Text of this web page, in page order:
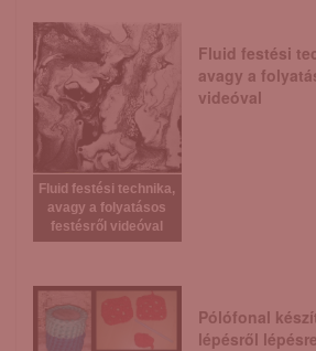
Fluid festési technika,
avagy a folyatásos
festésről videóval
Fluid festési
avagy a
videóval
Pólófonal
lépésről lépésre